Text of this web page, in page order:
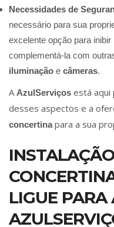
Necessidades de
necessário para sua
excelente opção para
complementá-la com
iluminação e câmeras.
A AzulServiços está aqui
desses aspectos e a
concertinapara a sua
LIGUE PARA